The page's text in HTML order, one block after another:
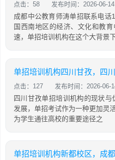
点击：58 发布时间：2026-06-14
成都中公教育师涛单招联系电
国西南地区的经济、文化和教
速，单招培训机构在这个大背景
单招培训机构四川甘孜，四
点击：127 发布时间：2026-06-
四川甘孜单招培训机构的现状
发展，单招考试作为一种更加灵
为学生通往高校的重要途径之
单招培训机构新都校区，成